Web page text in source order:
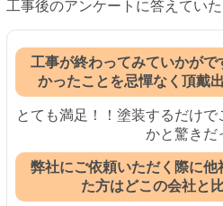
工事後のアンケートに答えていた
工事が終わってみていかがで
かったことを忌憚なく頂戴
とても満足！！塗装するだけ
かと驚きだ
弊社にご依頼いただく際に他
た方はどこの会社と